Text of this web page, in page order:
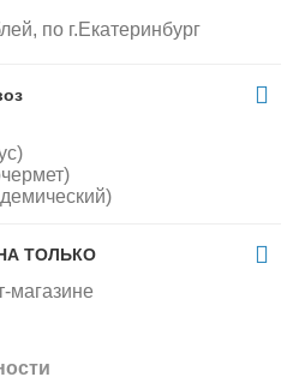
по г.Екатеринбург
ТОЛЬКО
магазине